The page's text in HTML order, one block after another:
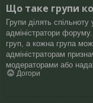
Що таке групи
Групи ділять
адміністратори
груп, а кожна група
адміністраторам
модераторами або
Догори